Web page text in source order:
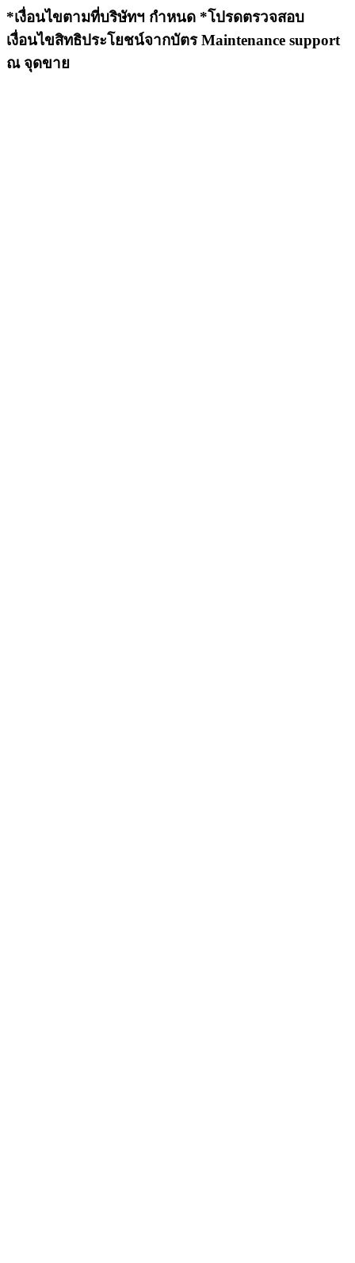
*เงื่อนไขตามที่บริษัทฯ กำหนด *โปรดตรวจสอบ
เงื่อนไขสิทธิประโยชน์จากบัตร Maintenance support
ณ จุดขาย